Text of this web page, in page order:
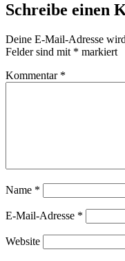
Schreibe einen
Deine E-Mail-Adresse
Felder sind mit * markiert
Kommentar *
Name *
E-Mail-Adresse *
Website